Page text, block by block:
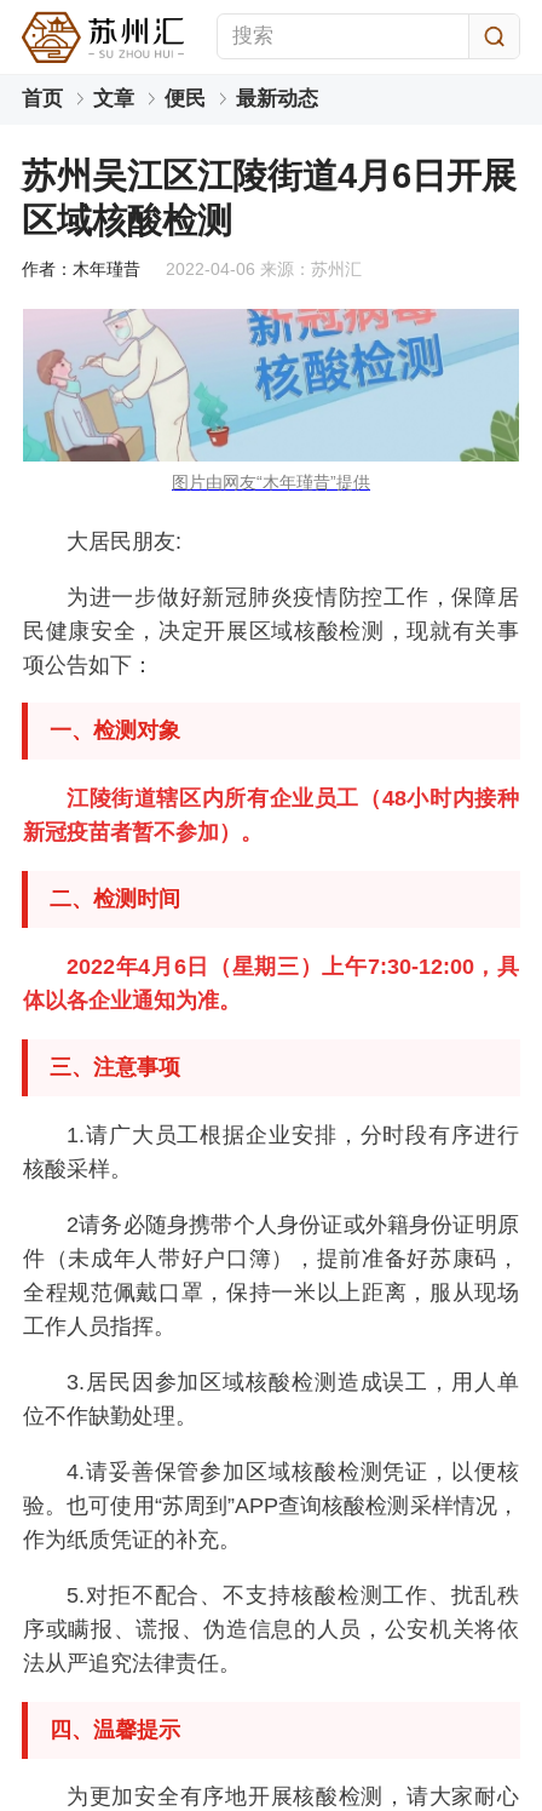
首页 文章 便民 最新动态
苏州吴江区江陵街道4月6日开展
区域核酸检测
作者：木年瑾昔 2022-04-06 来源：苏州汇
图片由网友“木年瑾昔”提供
大居民朋友:
为进一步做好新冠肺炎疫情防控工作，保障居
民健康安全，决定开展区域核酸检测，现就有关事
项公告如下：
一、检测对象
江陵街道辖区内所有企业员工（48小时内接种
新冠疫苗者暂不参加）。
二、检测时间
2022年4月6日（星期三）上午7:30-12:00，具
体以各企业通知为准。
三、注意事项
1.请广大员工根据企业安排，分时段有序进行
核酸采样。
2请务必随身携带个人身份证或外籍身份证明原
件（未成年人带好户口簿），提前准备好苏康码，
全程规范佩戴口罩，保持一米以上距离，服从现场
工作人员指挥。
3.居民因参加区域核酸检测造成误工，用人单
位不作缺勤处理。
4.请妥善保管参加区域核酸检测凭证，以便核
验。也可使用“苏周到”APP查询核酸检测采样情况，
作为纸质凭证的补充。
5.对拒不配合、不支持核酸检测工作、扰乱秩
序或瞒报、谎报、伪造信息的人员，公安机关将依
法从严追究法律责任。
四、温馨提示
为更加安全有序地开展核酸检测，请大家耐心